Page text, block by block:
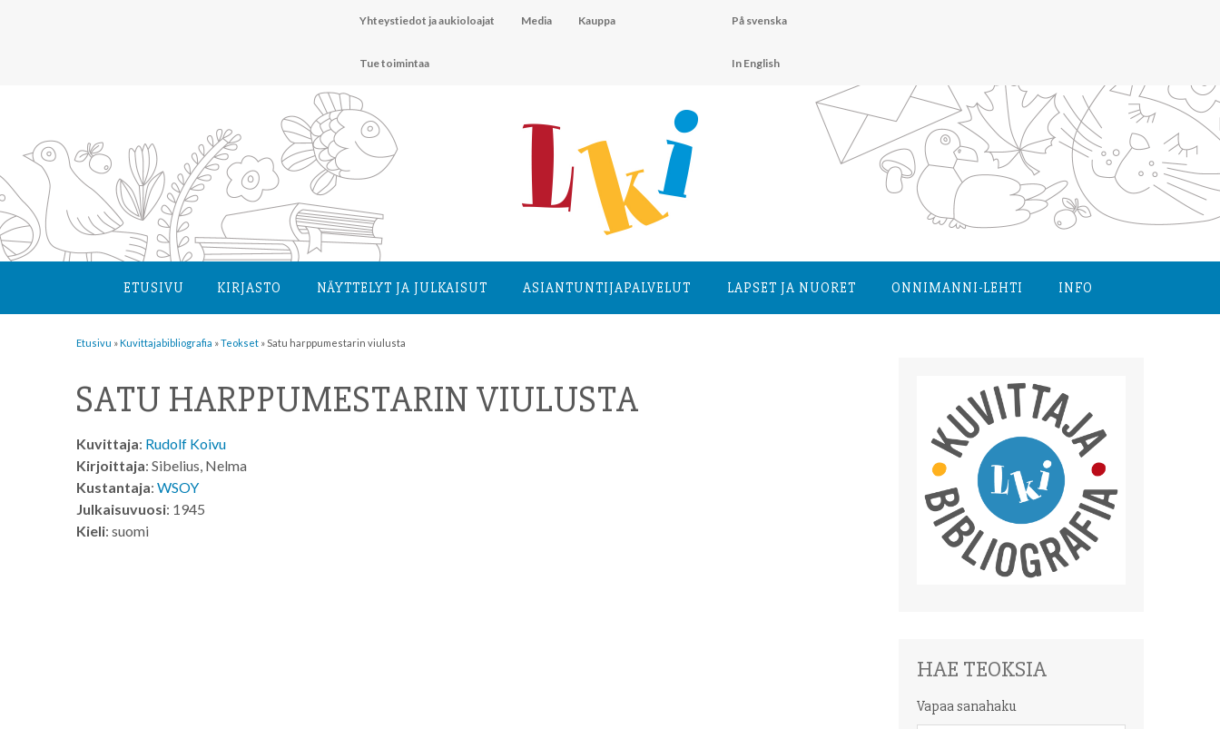
Yhteystiedot ja aukioloajat Media Kauppa
Tue toimintaa
På svenska
In English
ETUSIVU KIRJASTO NÄYTTELYT JA JULKAISUT ASIANTUNTIJA­PALVELUT LAPSET JA NUORET ONNIMANNI-LEHTI INFO
Etusivu »Kuvittaja­bibliografia »Teokset » Satu harppumestarin viulusta
SATU HARPPUMESTARIN VIULUSTA
Kuvittaja: Rudolf Koivu
Kirjoittaja: Sibelius, Nelma
Kustantaja: WSOY
Julkaisuvuosi: 1945
Kieli: suomi
HAE TEOKSIA
Vapaa sanahaku